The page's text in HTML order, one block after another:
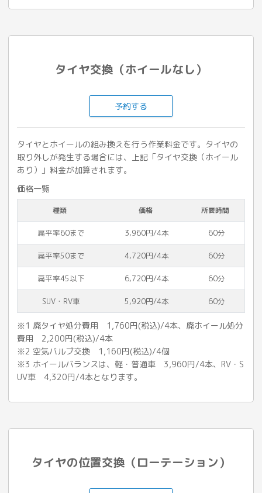
タイヤ交換（ホイールなし）
予約する
タイヤとホイールの組み換えを行う作業料金です。タイヤの
取り外しが発生する場合には、上記「タイヤ交換（ホイール
あり）」料金が加算されます。
価格一覧
種類 価格 所要時間
扁平率60まで 3,960円/4本 60分
扁平率50まで 4,720円/4本 60分
扁平率45以下 6,720円/4本 60分
SUV・RV車 5,920円/4本 60分
※1 廃タイヤ処分費用 1,760円(税込)/4本、廃ホイール処分
費用 2,200円(税込)/4本
※2 空気バルブ交換 1,160円(税込)/4個
※3 ホイールバランスは、軽・普通車 3,960円/4本、RV・S
UV車 4,320円/4本となります。
タイヤの位置交換（ローテーション）